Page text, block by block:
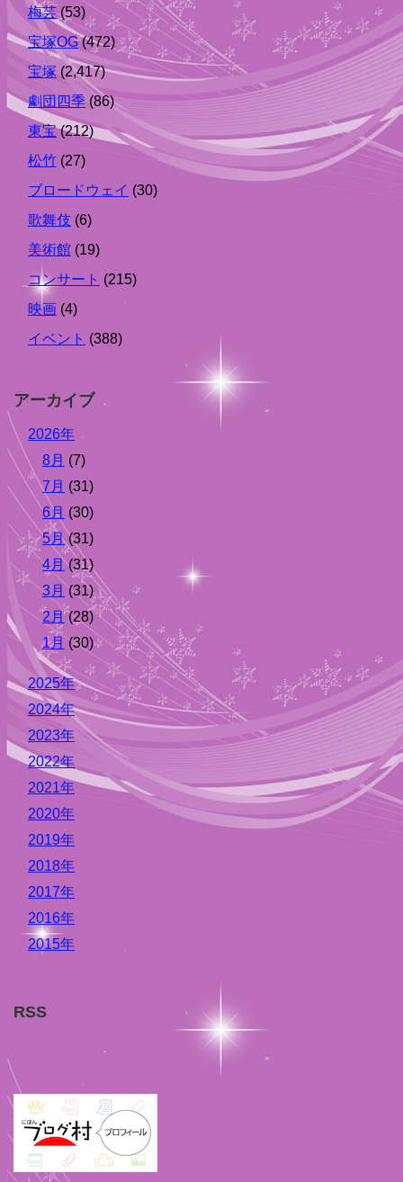
梅芸(53)
宝塚OG(472)
宝塚 (2,417)
劇団四季 (86)
東宝(212)
松竹 (27)
ブロードウェイ (30)
歌舞伎 (6)
美術館 (19)
コンサート (215)
映画 (4)
イベント (388)
アーカイブ
2026年
8月 (7)
7月 (31)
6月 (30)
5月(31)
4月(31)
3月 (31)
2月(28)
1月 (30)
2025年
2024年
2023年
2022年
2021年
2020年
2019年
2018年
2017年
2016年
2015年
RSS